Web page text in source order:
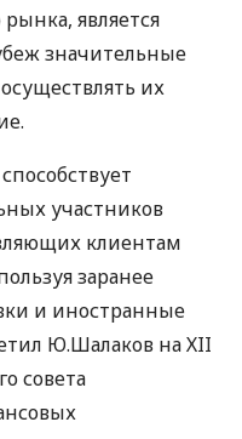
является
значительные
их
участников
клиентам
заранее
и иностранные
Ю.Шалаков на ХII
совета